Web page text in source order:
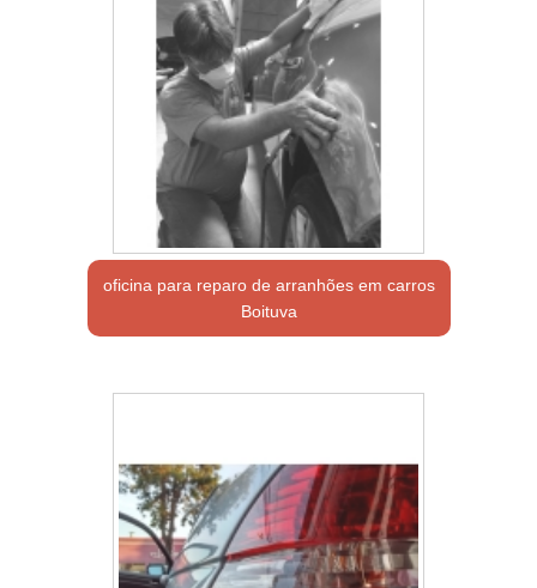
oficina para reparo de arranhões em carros
Boituva